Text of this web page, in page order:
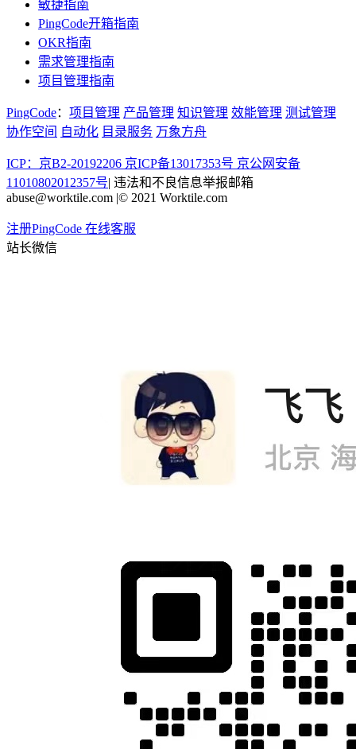
敏捷指南
PingCode开箱指南
OKR指南
需求管理指南
项目管理指南
PingCode： 项目管理 产品管理 知识管理 效能管理 测试管理
协作空间 自动化 目录服务 万象方舟
ICP：京B2-20192206 京ICP备13017353号 京公网安备
11010802012357号| 违法和不良信息举报邮箱
abuse@worktile.com |© 2021 Worktile.com
注册PingCode 在线客服
站长微信